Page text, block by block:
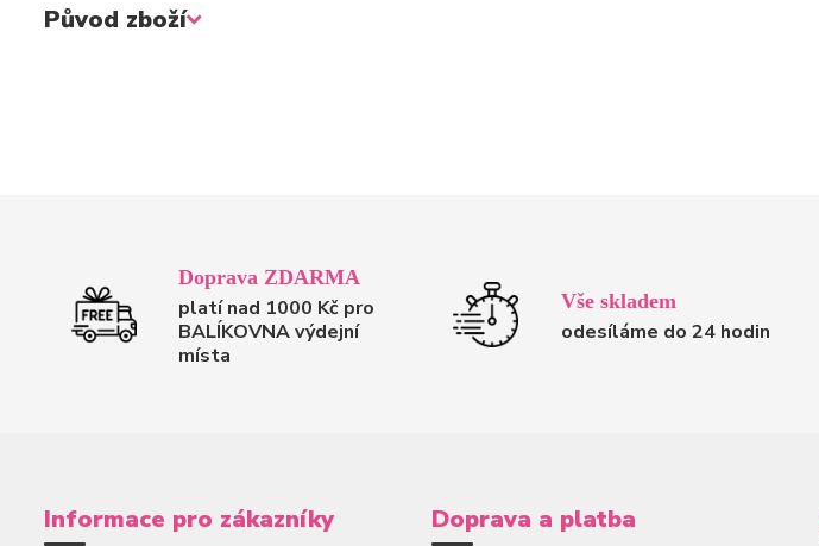
Původ zboží
Doprava ZDARMA
platí nad 1000 Kč pro
BALÍKOVNA výdejní
místa
Vše skladem
odesíláme do 24 hodin
Informace pro zákazníky Doprava a platba